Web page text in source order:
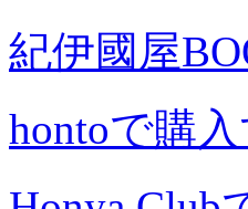
紀伊國屋
hontoで購